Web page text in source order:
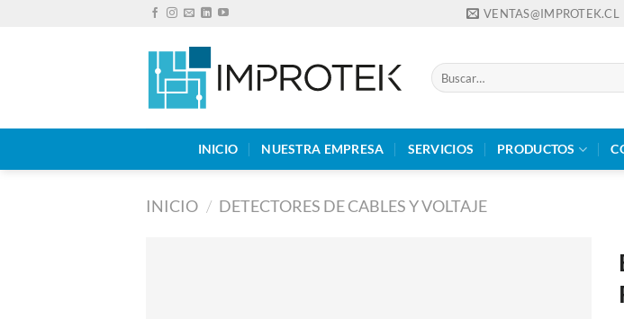
VENTAS@IMPROTEK.CL
Buscar
por:
INICIO NUESTRA EMPRESA SERVICIOS PRODUCTOS
INICIO / DETECTORES DE CABLES Y VOLTAJE